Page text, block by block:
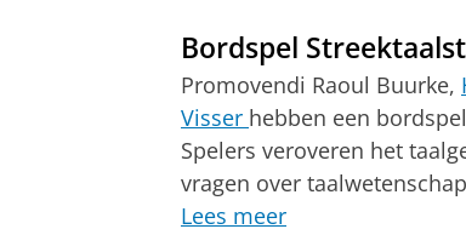
Bordspel
Promovendi Raoul Buurke,
Visser hebben een
Spelers veroveren het
vragen over
Lees meer